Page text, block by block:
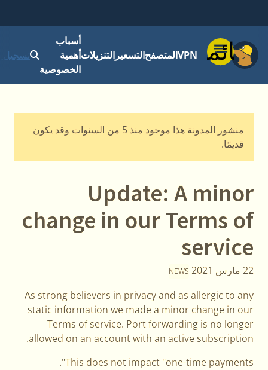
قائمةVPNالمتصفحالتسعيرالتنزيلات
أسباب
أهمية
الخصوصية
تسجيل
منشور المدونة هذا موجود منذ 5 من السنوات وقد يكون
قديمًا.
Update: A minor
change in our Terms of
service
22 مارس 2021 NEWS
As strong believers in privacy and as allergic to any
static information we made a minor change in our
Terms of service. Port forwarding is no longer
allowed on an account with an active subscription.
This does not impact "one-time payments".